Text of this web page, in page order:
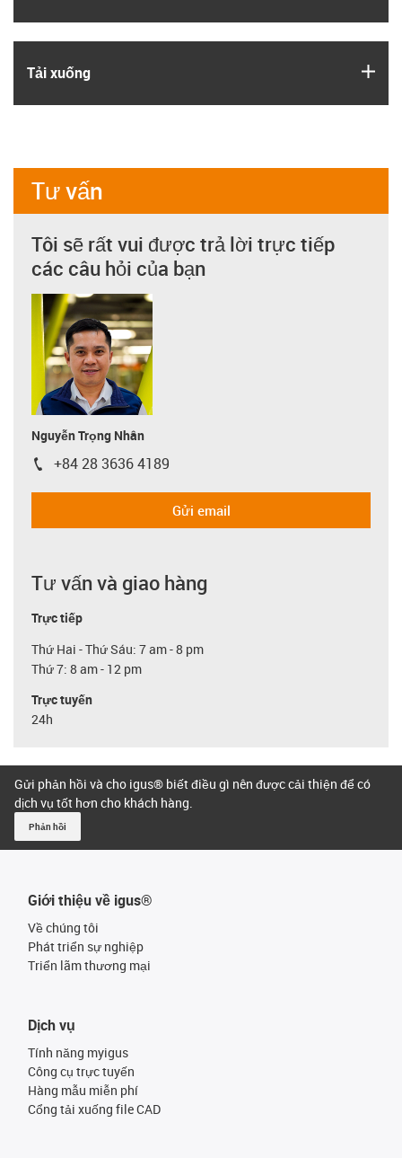
Tải xuống
Tư vấn
Tôi sẽ rất vui được trả lời trực tiếp
các câu hỏi của bạn
Nguyễn Trọng Nhân
igus-icon-phone
+84 28 3636 4189
Gửi email
Tư vấn và giao hàng
Trực tiếp
Thứ Hai - Thứ Sáu: 7 am - 8 pm
Thứ 7: 8 am - 12 pm
Trực tuyến
24h
Gửi phản hồi và cho igus® biết điều gì nên được cải thiện để có
dịch vụ tốt hơn cho khách hàng.
Phản hồi
Giới thiệu về igus®
Về chúng tôi
Phát triển sự nghiệp
Triển lãm thương mại
Dịch vụ
Tính năng myigus
Công cụ trực tuyến
Hàng mẫu miễn phí
Cổng tải xuống file CAD